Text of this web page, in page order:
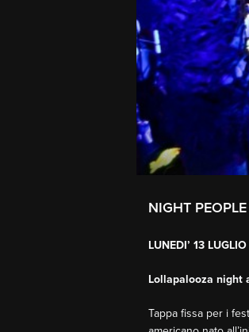
NIGHT
LUNEDI’ 13 LUGLIO
Lollapalooza night
Tappa fissa per i